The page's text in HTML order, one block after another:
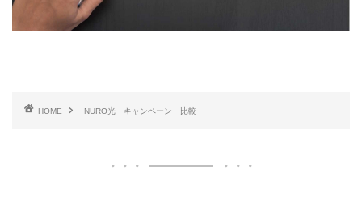
HOME NURO光 キャンペーン 比較